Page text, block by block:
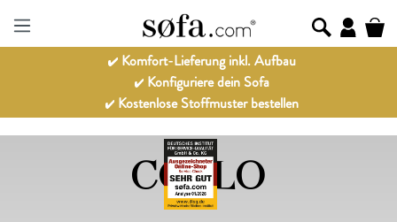
Komfort-Lieferung inkl. Aufbau
Konfiguriere dein Sofa
Kostenlose Stoffmuster bestellen
COSLO